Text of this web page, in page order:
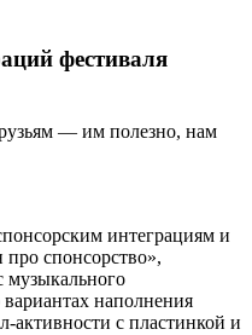
фестиваля
— им полезно, нам
интеграциям и
про спонсорство»,
музыкального
вариантах наполнения
активности с пластинкой и